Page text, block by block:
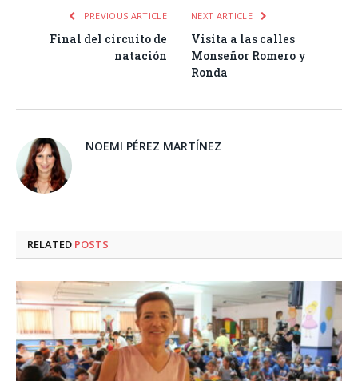
PREVIOUS ARTICLE
Final del circuito de
natación
NEXT ARTICLE
Visita a las calles
Monseñor Romero y
Ronda
NOEMI PÉREZ MARTÍNEZ
RELATED POSTS